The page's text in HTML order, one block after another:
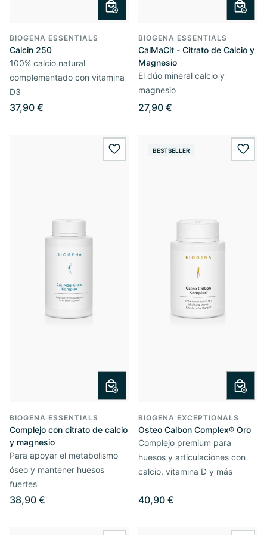
BIOGENA ESSENTIALS
Calcin 250
100% calcio natural
complementado con vitamina
D3
37,90 €
BIOGENA ESSENTIALS
CalMaCit - Citrato de Calcio y
Magnesio
El dúo mineral calcio y
magnesio
27,90 €
wishlist.add
BIOGENA ESSENTIALS
Complejo con citrato de calcio
y magnesio
Para apoyar el metabolismo
óseo y mantener huesos
fuertes
38,90 €
BESTSELLER
BIOGENA EXCEPTIONALS
Osteo Calbon Complex® Oro
Complejo premium para
huesos y articulaciones con
calcio, vitamina D y más
40,90 €